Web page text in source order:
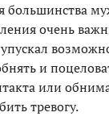
большинства
очень
и
или
тревогу.